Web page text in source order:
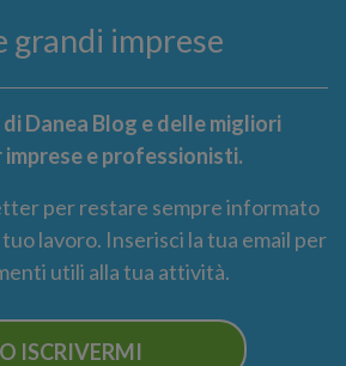
grandi imprese
Danea Blog e delle migliori
e professionisti.
per restare sempre informato
lavoro. Inserisci la tua email per
utili alla tua attività.
ISCRIVERMI